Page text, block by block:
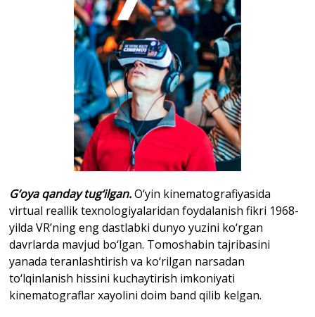
G‘oya qanday tug‘ilgan.O‘yin kinematografiyasida
virtual reallik texnologiyalaridan foydalanish fikri 1968-
yilda VR’ning eng dastlabki dunyo yuzini ko‘rgan
davrlarda mavjud bo‘lgan. Tomoshabin tajribasini
yanada teranlashtirish va ko‘rilgan narsadan
to‘lqinlanish hissini kuchaytirish imkoniyati
kinematograflar xayolini doim band qilib kelgan.